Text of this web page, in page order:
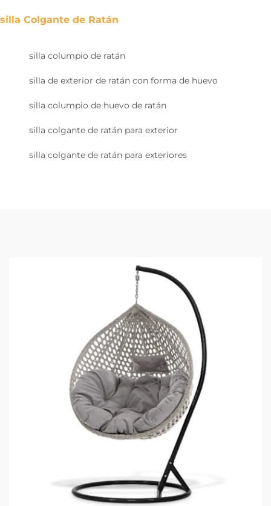
silla Colgante de Ratán
silla columpio de ratán
silla de exterior de ratán con forma de huevo
silla columpio de huevo de ratán
silla colgante de ratán para exterior
silla colgante de ratán para exteriores